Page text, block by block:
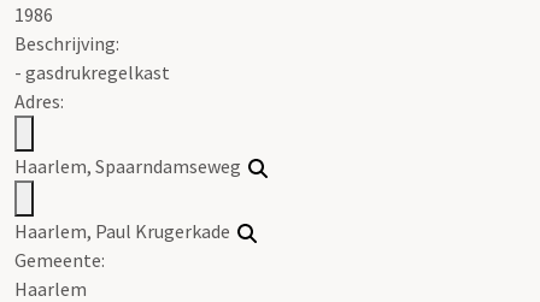
1986
Beschrijving:
- gasdrukregelkast
Adres:
Haarlem, Spaarndamseweg
Haarlem, Paul Krugerkade
Gemeente:
Haarlem